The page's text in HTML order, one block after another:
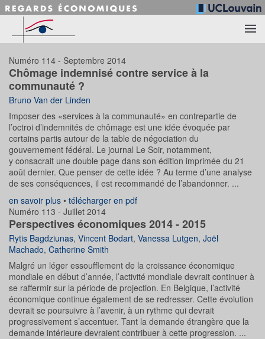
Accéder au contenu principal
Numéro 114 - Septembre 2014
Chômage indemnisé contre service à la
communauté ?
Bruno Van der Linden
Imposer des «services à la communauté» en contrepartie de
l’octroi d’indemnités de chômage est une idée évoquée par
certains partis autour de la table de négociation du
gouvernement fédéral. Le journal Le Soir, notamment,
y consacrait une double page dans son édition imprimée du 21
août dernier. Que penser de cette idée ? Au terme d’une analyse
de ses conséquences, il est recommandé de l’abandonner. ...
en savoir plus • télécharger en pdf
Numéro 113 - Juillet 2014
Perspectives économiques 2014 - 2015
Rytis Bagdziunas, Vincent Bodart, Vanessa Lutgen, Joël
Machado, Catherine Smith
Malgré un léger essoufflement de la croissance économique
mondiale en début d’année, l’activité mondiale devrait continuer à
se raffermir sur la période de projection. En Belgique, l’activité
économique continue également de se redresser. Cette évolution
devrait se poursuivre à l’avenir, à un rythme qui devrait
progressivement s’accentuer. Tant la demande étrangère que la
demande intérieure devraient contribuer à cette progression. ...